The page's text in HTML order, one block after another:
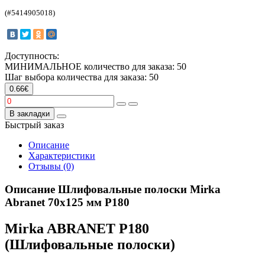
(#5414905018)
Доступность:
МИНИМАЛЬНОЕ количество для заказа: 50
Шаг выбора количества для заказа: 50
0.66€
В закладки
Быстрый заказ
Описание
Характеристики
Отзывы (0)
Описание Шлифовальные полоски Mirka
Abranet 70х125 мм P180
Mirka ABRANET P180
(Шлифовальные полоски)